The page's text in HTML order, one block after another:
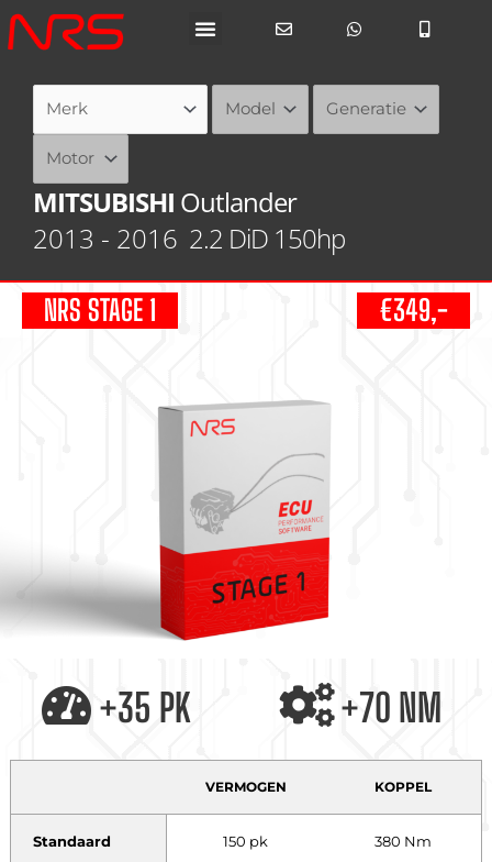
Ga
naar
MITSUBISHI Outlander
2013 - 2016 2.2 DiD 150hp
NRS STAGE 1 €349,-
+35 PK +70 NM
VERMOGEN KOPPEL
Standaard 150 pk 380 Nm